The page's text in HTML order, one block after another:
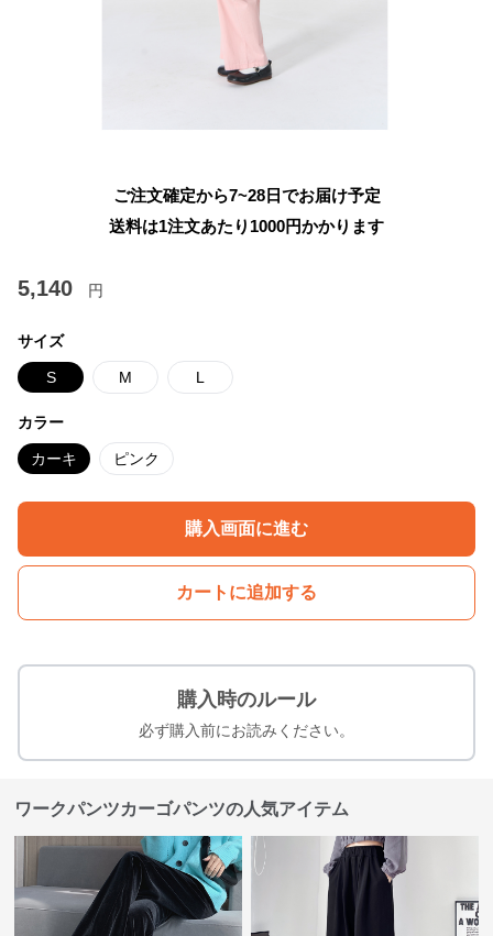
ご注文確定から7~28日でお届け予定
送料は1注文あたり 1000円かかります
5,140 円
サイズ
S M L
カラー
カーキ ピンク
購入画面に進む
カートに追加する
購入時のルール
必ず購入前にお読みください。
ワークパンツカーゴパンツの人気アイテム